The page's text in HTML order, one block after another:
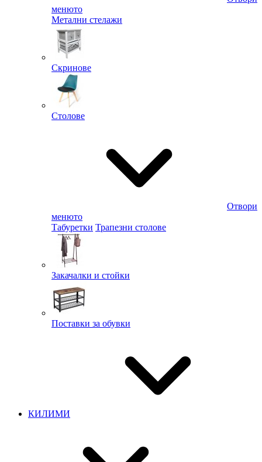
менюто
Метални стелажи
Скринове
Столове
Отвори
менюто
Табуретки Трапезни столове
Закачалки и стойки
Поставки за обувки
КИЛИМИ